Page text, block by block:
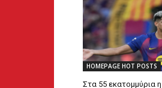
HOMEPAGE HOT POSTS
Στα 55 εκατομμύρια